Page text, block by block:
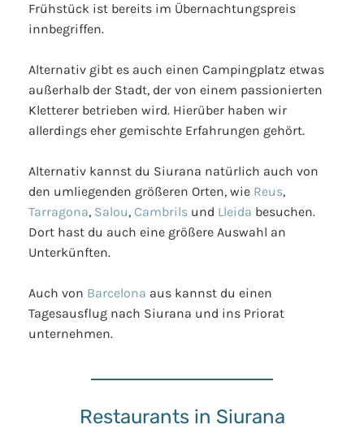
Frühstück ist bereits im Übernachtungspreis
innbegriffen.
Alternativ gibt es auch einen Campingplatz etwas
außerhalb der Stadt, der von einem passionierten
Kletterer betrieben wird. Hierüber haben wir
allerdings eher gemischte Erfahrungen gehört.
Alternativ kannst du Siurana natürlich auch von
den umliegenden größeren Orten, wie Reus,
Tarragona, Salou, Cambrils und Lleida besuchen.
Dort hast du auch eine größere Auswahl an
Unterkünften.
Auch von Barcelona aus kannst du einen
Tagesausflug nach Siurana und ins Priorat
unternehmen.
Restaurants in Siurana